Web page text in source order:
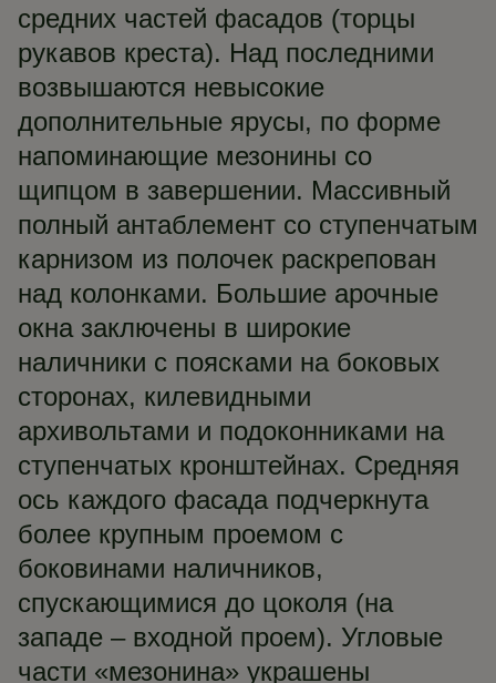
средних частей фасадов (торцы
рукавов креста). Над последними
возвышаются невысокие
дополнительные ярусы, по форме
напоминающие мезонины со
щипцом в завершении. Массивный
полный антаблемент со ступенчатым
карнизом из полочек раскрепован
над колонками. Большие арочные
окна заключены в широкие
наличники с поясками на боковых
сторонах, килевидными
архивольтами и подоконниками на
ступенчатых кронштейнах. Средняя
ось каждого фасада подчеркнута
более крупным проемом с
боковинами наличников,
спускающимися до цоколя (на
западе – входной проем). Угловые
части «мезонина» украшены